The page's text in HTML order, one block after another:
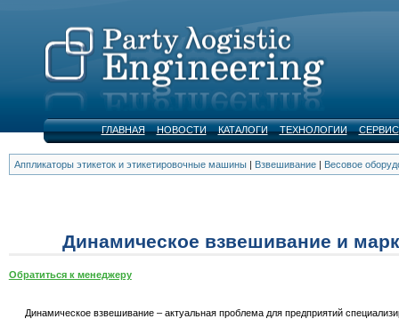
ГЛАВНАЯ НОВОСТИ КАТАЛОГИ ТЕХНОЛОГИИ СЕРВИС
Аппликаторы этикеток и этикетировочные машины| Взвешивание| Весовое
Динамическое взвешивание и
Обратиться к менеджеру
Динамическое взвешивание – актуальная проблема для предприятий